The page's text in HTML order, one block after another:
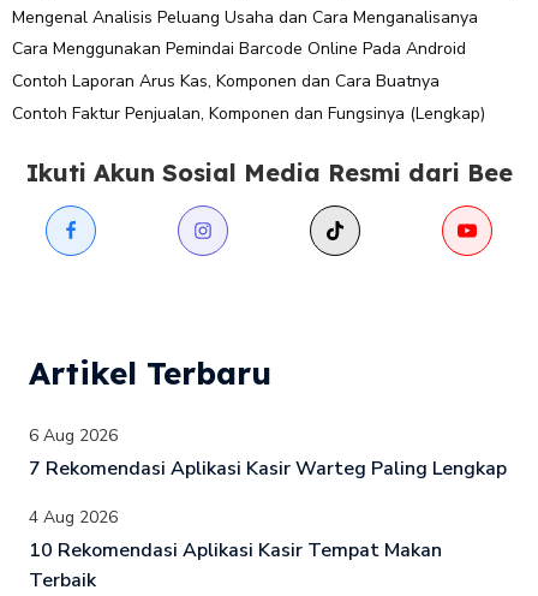
Mengenal Analisis Peluang Usaha dan Cara Menganalisanya
Cara Menggunakan Pemindai Barcode Online Pada Android
Contoh Laporan Arus Kas, Komponen dan Cara Buatnya
Contoh Faktur Penjualan, Komponen dan Fungsinya (Lengkap)
Ikuti Akun Sosial Media Resmi dari Bee
Artikel Terbaru
6 Aug 2026
7 Rekomendasi Aplikasi Kasir Warteg Paling Lengkap
4 Aug 2026
10 Rekomendasi Aplikasi Kasir Tempat Makan
Terbaik